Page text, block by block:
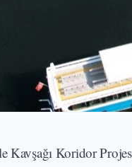
Koridor